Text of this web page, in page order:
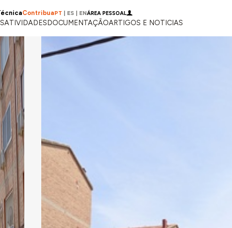
ContribuaPT ES ENÁREA PESSOAL
ATIVIDADESDOCUMENTAÇÃOARTIGOS E NOTICIAS